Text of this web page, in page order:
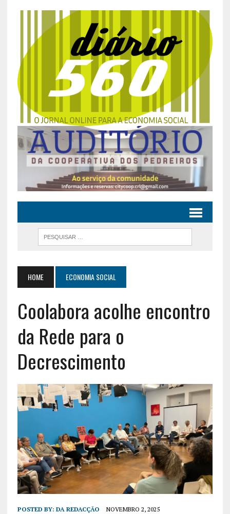
HOME ECONOMIA SOCIAL
Coolabora acolhe encontro
da Rede para o
Decrescimento
POSTED BY: DA REDACÇÃO NOVEMBRO 2, 2025